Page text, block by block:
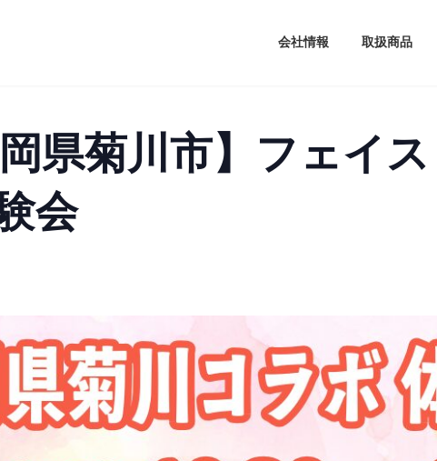
会社情報 取扱商品
県菊川市】フェイ
会